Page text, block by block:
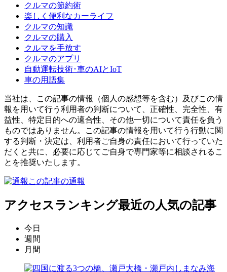
クルマの節約術
楽しく便利なカーライフ
クルマの知識
クルマの購入
クルマを手放す
クルマのアプリ
自動運転技術･車のAIとIoT
車の用語集
当社は、この記事の情報（個人の感想等を含む）及びこの情
報を用いて行う利用者の判断について、正確性、完全性、有
益性、特定目的への適合性、その他一切について責任を負う
ものではありません。この記事の情報を用いて行う行動に関
する判断・決定は、利用者ご自身の責任において行っていた
だくと共に、必要に応じてご自身で専門家等に相談されるこ
とを推奨いたします。
この記事の通報
アクセスランキング最近の人気の記事
今日
週間
月間